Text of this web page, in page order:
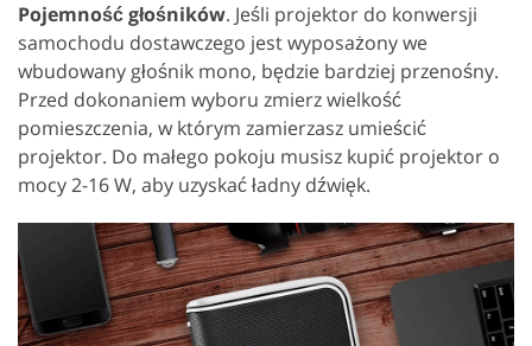
Pojemność głośników. Jeśli projektor do konwersji
samochodu dostawczego jest wyposażony we
wbudowany głośnik mono, będzie bardziej przenośny.
Przed dokonaniem wyboru zmierz wielkość
pomieszczenia, w którym zamierzasz umieścić
projektor. Do małego pokoju musisz kupić projektor o
mocy 2-16 W, aby uzyskać ładny dźwięk.